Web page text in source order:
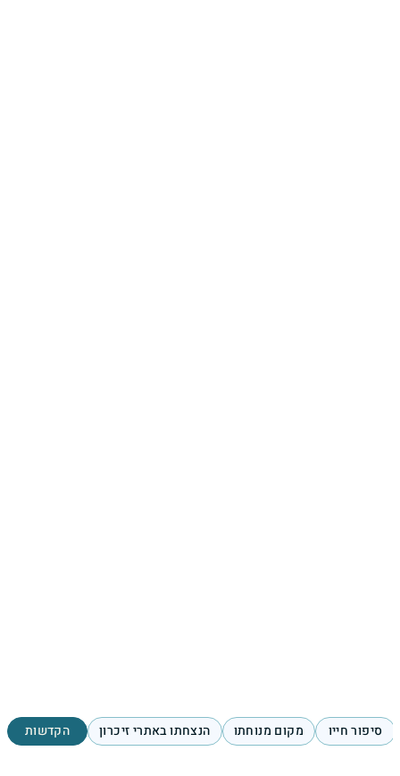
סיפור חייו מקום מנוחתו הנצחתו באתרי זיכרון הקדשות